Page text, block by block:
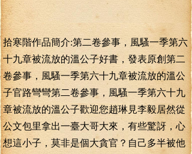
拾寒階作品簡介:第二卷參事，風騷一季第六
十九章被流放的溫公子好書，發表原創第二
卷參事，風騷一季第六十九章被流放的溫公
子官路彎彎第二卷參事，風騷一季第六十九
章被流放的溫公子歡迎您趙琳見李毅居然從
公文包里拿出一臺大哥大來，有些驚訝，心
想這小子，莫非是個大貪官？自己多半被他